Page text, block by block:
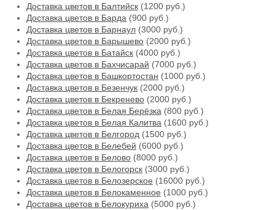
Доставка цветов в Балтийск (1200 руб.)
Доставка цветов в Барда (900 руб.)
Доставка цветов в Барнаул (3000 руб.)
Доставка цветов в Барышево (2000 руб.)
Доставка цветов в Батайск (4000 руб.)
Доставка цветов в Бахчисарай (7000 руб.)
Доставка цветов в Башкортостан (1000 руб.)
Доставка цветов в Безенчук (2000 руб.)
Доставка цветов в Бекренево (2000 руб.)
Доставка цветов в Белая Берёзка (800 руб.)
Доставка цветов в Белая Калитва (1600 руб.)
Доставка цветов в Белгород (1500 руб.)
Доставка цветов в Белебей (6000 руб.)
Доставка цветов в Белово (8000 руб.)
Доставка цветов в Белогорск (3000 руб.)
Доставка цветов в Белозерское (16000 руб.)
Доставка цветов в Белокаменное (1000 руб.)
Доставка цветов в Белокуриха (5000 руб.)